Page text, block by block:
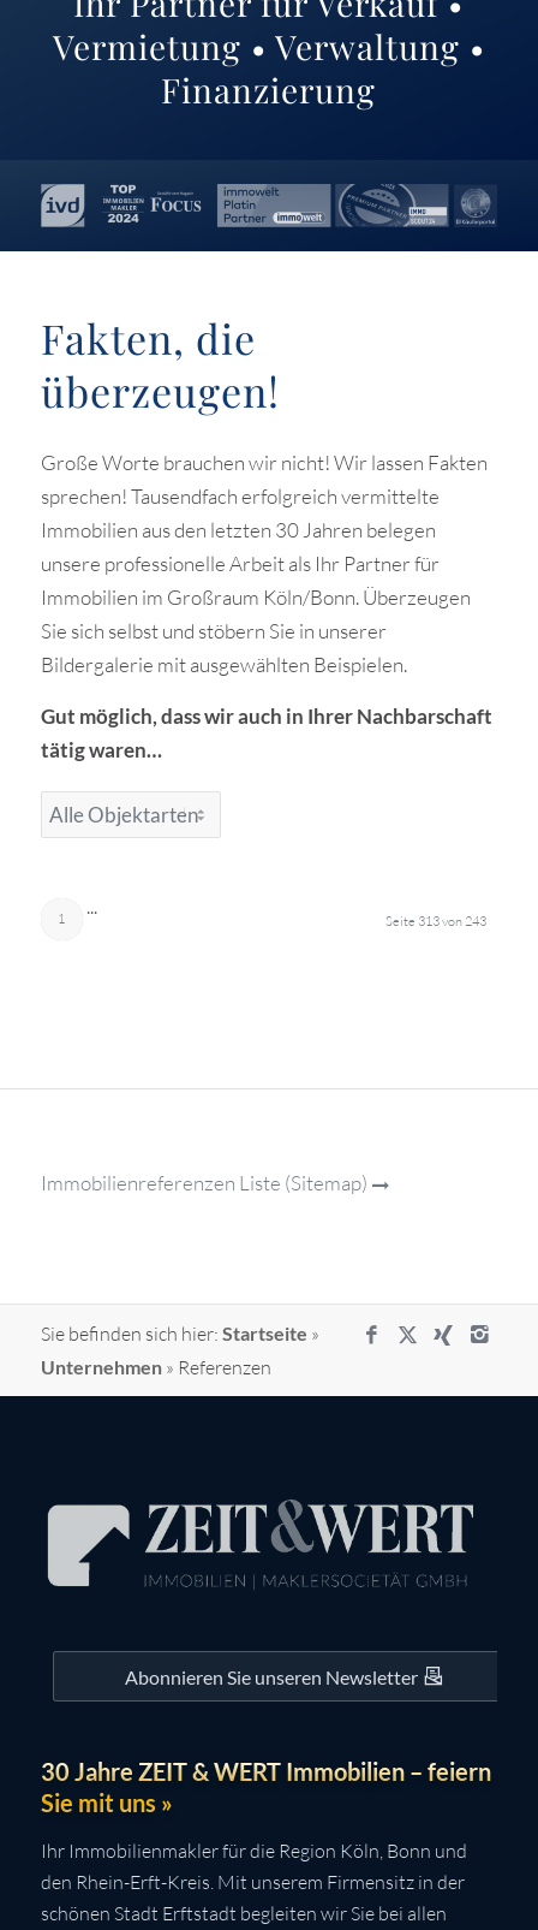
Vermietung • Verwaltung •
Finanzierung
Fakten, die
überzeugen!
Große Worte brauchen wir nicht! Wir lassen Fakten
sprechen! Tausendfach erfolgreich vermittelte
Immobilien aus den letzten 30 Jahren belegen
unsere professionelle Arbeit als Ihr Partner für
Immobilien im Großraum Köln/Bonn. Überzeugen
Sie sich selbst und stöbern Sie in unserer
Bildergalerie mit ausgewählten Beispielen.
Gut möglich, dass wir auch in Ihrer Nachbarschaft
tätig waren…
Seite 313 von 243
1 ...
Immobilienreferenzen Liste (Sitemap)
Sie befinden sich hier: Startseite »
Unternehmen» Referenzen
Abonnieren Sie unseren Newsletter
30 Jahre ZEIT & WERT Immobilien – feiern
Sie mit uns »
Ihr Immobilienmakler für die Region Köln, Bonn und
den Rhein-Erft-Kreis. Mit unserem Firmensitz in der
schönen Stadt Erftstadt begleiten wir Sie bei allen